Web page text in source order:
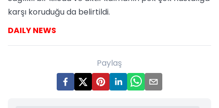
karşı koruduğu da belirtildi.
DAILY NEWS
Paylaş